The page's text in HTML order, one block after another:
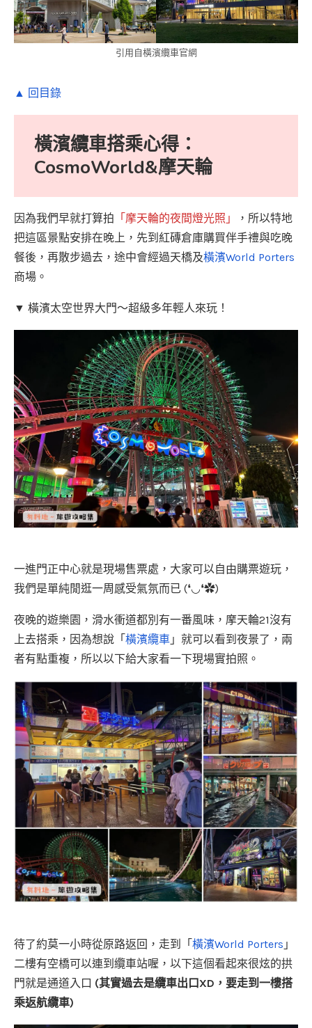
引用自橫濱纜車官網
▲ 回目錄
橫濱纜車搭乘心得：
CosmoWorld&摩天輪
因為我們早就打算拍 「摩天輪的夜間燈光照」
，所以特地
把這區景點安排在晚上，先到紅磚倉庫購買伴手禮與吃晚
餐後，再散步過去，途中會經過天橋及橫濱World Porters
商場。
▼ 橫濱太空世界大門～超級多年輕人來玩！
一進門正中心就是現場售票處，大家可以自由購票遊玩，
我們是單純閒逛一周感受氣氛而已 (❛◡❛✿)
夜晚的遊樂園，滑水衝道都別有一番風味，摩天輪21沒有
上去搭乘，因為想說「 橫濱纜車 」就可以看到夜景了，兩
者有點重複，所以以下給大家看一下現場實拍照。
待了約莫一小時從原路返回，走到「 橫濱World Porters 」
二樓有空橋可以連到纜車站喔，以下這個看起來很炫的拱
門就是通道入口 (其實過去是纜車出口XD，要走到一樓搭
乘返航纜車)